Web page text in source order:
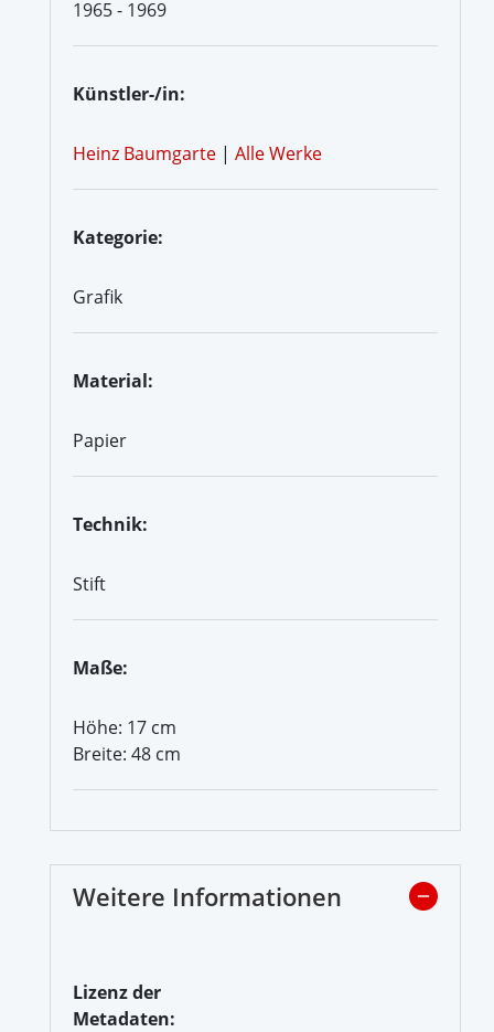
1965 - 1969
Künstler-/in:
Heinz Baumgarte | Alle Werke
Kategorie:
Grafik
Material:
Papier
Technik:
Stift
Maße:
Höhe: 17 cm
Breite: 48 cm
Weitere Informationen
Lizenz der
Metadaten: